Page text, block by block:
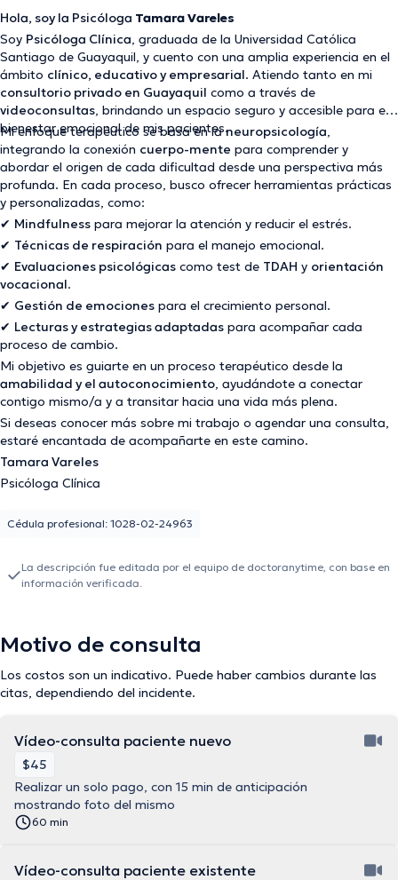
Hola, soy la Psicóloga Tamara Vareles
Soy Psicóloga Clínica, graduada de la Universidad Católica
Santiago de Guayaquil, y cuento con una amplia experiencia en el
ámbito clínico, educativo y empresarial. Atiendo tanto en mi
consultorio privado en Guayaquil como a través de
videoconsultas, brindando un espacio seguro y accesible para el
bienestar emocional de mis pacientes.
Mi enfoque terapéutico se basa en laneuropsicología,
integrando la conexión cuerpo-mente para comprender y
abordar el origen de cada dificultad desde una perspectiva más
profunda. En cada proceso, busco ofrecer herramientas prácticas
y personalizadas, como:
✔ Mindfulness para mejorar la atención y reducir el estrés.
✔ Técnicas de respiración para el manejo emocional.
✔ Evaluaciones psicológicas como test de TDAH y orientación
vocacional.
✔ Gestión de emociones para el crecimiento personal.
✔ Lecturas y estrategias adaptadas para acompañar cada
proceso de cambio.
Mi objetivo es guiarte en un proceso terapéutico desde la
amabilidad y el autoconocimiento, ayudándote a conectar
contigo mismo/a y a transitar hacia una vida más plena.
Si deseas conocer más sobre mi trabajo o agendar una consulta,
estaré encantada de acompañarte en este camino.
Tamara Vareles
Psicóloga Clínica
Cédula profesional: 1028-02-24963
La descripción fue editada por el equipo de doctoranytime, con base en
información verificada.
Motivo de consulta
Los costos son un indicativo. Puede haber cambios durante las
citas, dependiendo del incidente.
Vídeo-consulta paciente nuevo
$45
Realizar un solo pago, con 15 min de anticipación
mostrando foto del mismo
60 min
Vídeo-consulta paciente existente